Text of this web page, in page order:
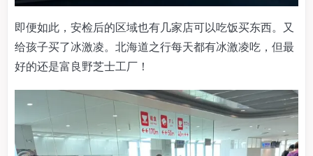
即便如此，安检后的区域也有几家店可以吃饭买东西。又
给孩子买了冰激凌。北海道之行每天都有冰激凌吃，但最
好的还是富良野芝士工厂！